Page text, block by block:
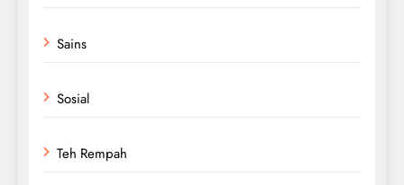
Sains
Sosial
Teh Rempah